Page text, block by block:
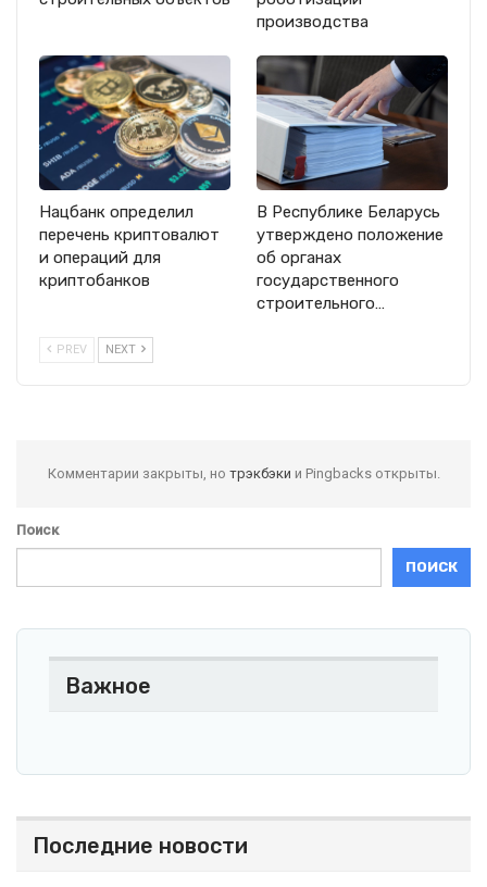
производства
Нацбанк определил
перечень криптовалют
и операций для
криптобанков
В Республике Беларусь
утверждено положение
об органах
государственного
строительного…
PREV NEXT
Комментарии закрыты, но трэкбэки и Pingbacks открыты.
Поиск
ПОИСК
Важное
Последние новости